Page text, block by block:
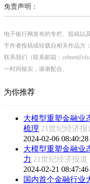
免责声明：
电子银行网发布的专栏、投稿以
于作者投稿或转载自相关作品方
联系我们（联系邮箱：
一时间核实，谢谢配合。
为你推荐
大模型重塑金融业
梳理 21世纪经济
2024-02-06 08:40:28
大模型重塑金融业
力 21世纪经济报
2024-02-21 08:47:46
国内首个金融行业